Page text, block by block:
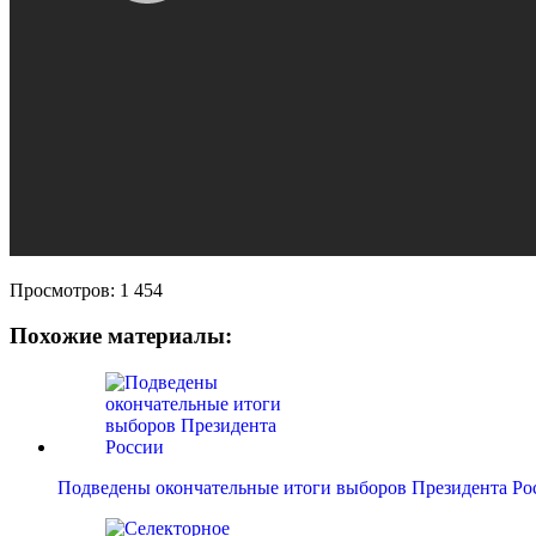
Просмотров: 1 454
Похожие материалы:
Подведены окончательные итоги выборов Президента